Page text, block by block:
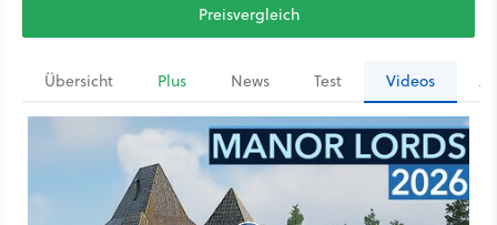
Preisvergleich
Übersicht Plus News Test Videos